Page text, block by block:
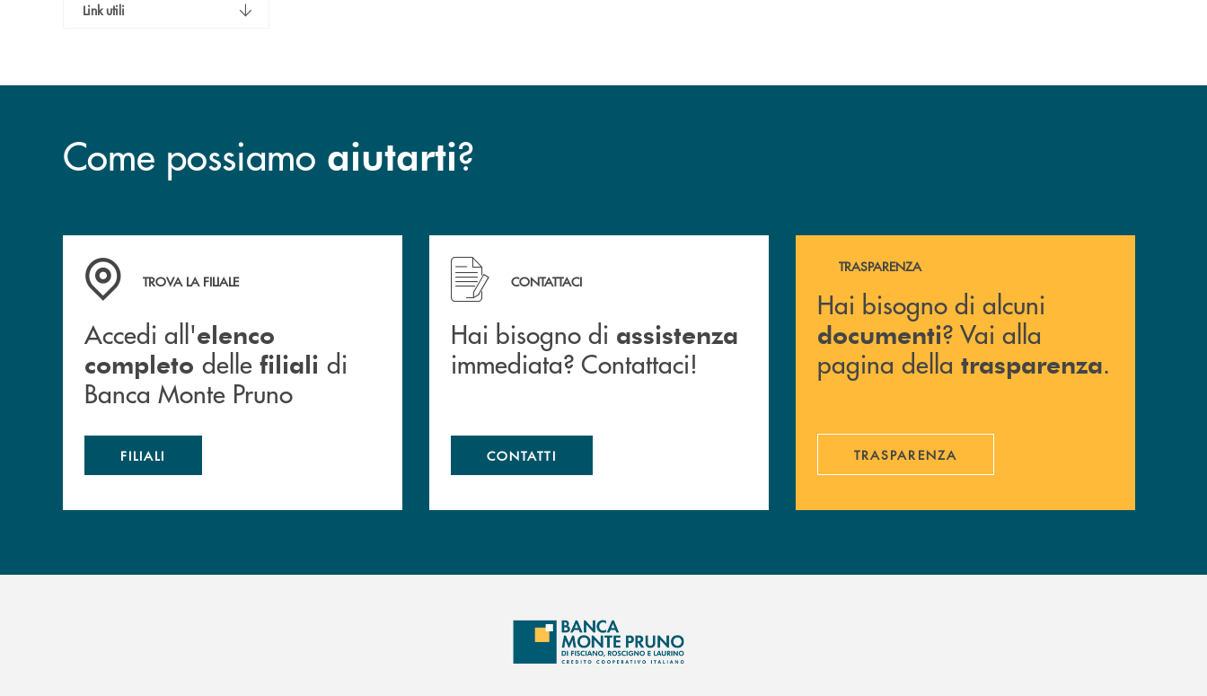
Link utili
Come possiamo aiutarti?
Accedi all' elenco completo&nbsp; delle&nbsp; filiali&nbsp; di Banca Monte Pruno
TROVA LA FILIALE
Accedi all'elenco
completo delle filiali di
Banca Monte Pruno
FILIALI
Hai bisogno di assistenza immediata? Contattaci!
CONTATTACI
Hai bisogno di assistenza
immediata? Contattaci!
CONTATTI
Hai bisogno di alcuni documenti ? Vai alla pagina della
TRASPARENZA
Hai bisogno di alcuni
documenti? Vai alla
pagina della trasparenza.
TRASPARENZA